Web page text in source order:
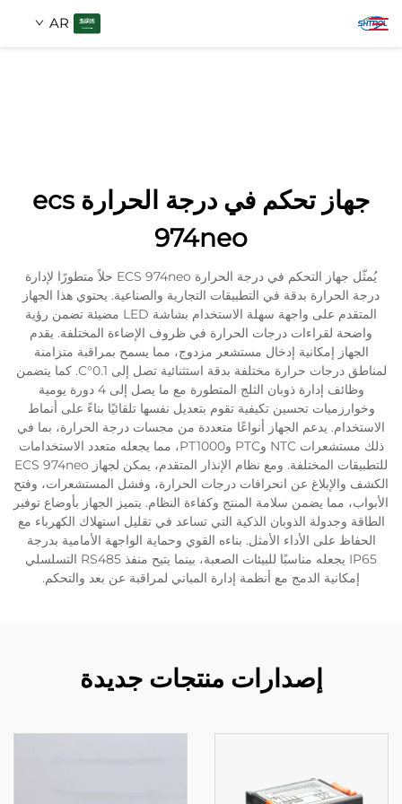
AR
اتصل بنا
جهاز تحكم في درجة الحرارة ecs
974neo
يُمثّل جهاز التحكم في درجة الحرارة ECS 974neo حلاً متطورًا لإدارة
درجة الحرارة بدقة في التطبيقات التجارية والصناعية. يحتوي هذا الجهاز
المتقدم على واجهة سهلة الاستخدام بشاشة LED مضيئة تضمن رؤية
واضحة لقراءات درجات الحرارة في ظروف الإضاءة المختلفة. يقدم
الجهاز إمكانية إدخال مستشعر مزدوج، مما يسمح بمراقبة متزامنة
لمناطق درجات حرارة مختلفة بدقة استثنائية تصل إلى 0.1°C. كما يتضمن
وظائف إدارة ذوبان الثلج المتطورة مع ما يصل إلى 4 دورة يومية
وخوارزميات تحسين تكيفية تقوم بتعديل نفسها تلقائيًا بناءً على أنماط
الاستخدام. يدعم الجهاز أنواعًا متعددة من مجسات درجة الحرارة، بما في
ذلك مستشعرات NTC وPTC وPT1000، مما يجعله متعدد الاستخدامات
للتطبيقات المختلفة. ومع نظام الإنذار المتقدم، يمكن لجهاز ECS 974neo
الكشف والإبلاغ عن انحرافات درجات الحرارة، وفشل المستشعرات، وفتح
الأبواب، مما يضمن سلامة المنتج وكفاءة النظام. يتميز الجهاز بأوضاع توفير
الطاقة وجدولة الذوبان الذكية التي تساعد في تقليل استهلاك الكهرباء مع
الحفاظ على الأداء الأمثل. بناءه القوي وحماية الواجهة الأمامية بدرجة
IP65 يجعله مناسبًا للبيئات الصعبة، بينما يتيح منفذ RS485 التسلسلي
إمكانية الدمج مع أنظمة إدارة المباني لمراقبة عن بعد والتحكم.
إصدارات منتجات جديدة